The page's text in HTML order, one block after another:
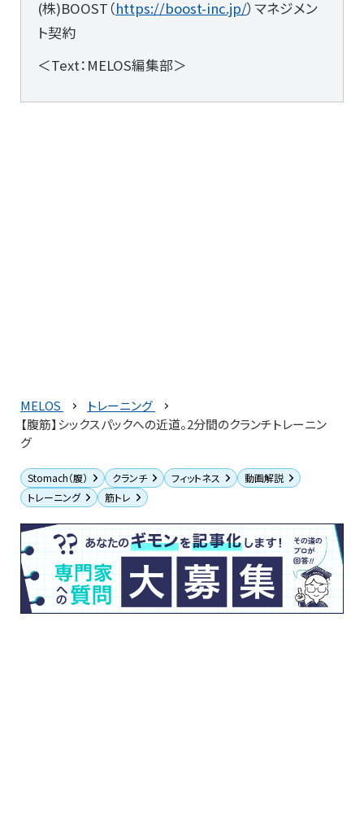
(株)BOOST（https://boost-inc.jp/）マネジメン
ト契約
＜Text：MELOS編集部＞
MELOS
トレーニング
【腹筋】シックスパックへの近道。2分間のクランチトレーニン
グ
Stomach（腹） クランチ フィットネス
動画解説
トレーニング
筋トレ